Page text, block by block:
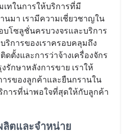
ทในการให้บริการที่มี
มา เรามีความเชี่ยวชาญใน
บโซลูชั่นครบวงจรและบริการ
ริการของเราครอบคลุมถึง
ตั้งและการว่าจ้างเครื่องจักร
รักษาหลังการขาย เราให้
รของลูกค้าและยืนกรานใน
ารที่น่าพอใจที่สุดให้กับลูกค้า
ลิตและจำหน่าย